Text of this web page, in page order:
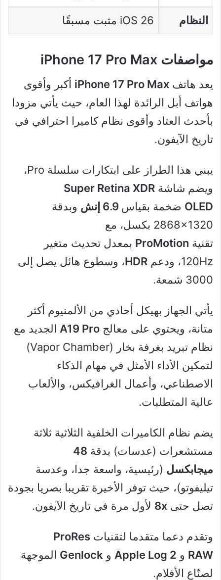
النظام iOS 26 مثبت مسبقًا
مواصفات iPhone 17 Pro Max
يعد هاتف iPhone 17 Pro Max أكبر وأقوى
هواتف أبل الرائدة لهذا العام، حيث يأتي مزودا
بأحدث العتاد وأقوى نظام كاميرا احترافي في
تاريخ الآيفون.
يبني هذا الطراز على ابتكارات سلسلة Pro،
ويضم شاشة Super Retina XDR
OLED ضخمة بقياس 6.9 إنش
وبدقة
‎2868×1320‎ بكسل، مع
تقنية ProMotion بمعدل تحديث متغير
120Hz، ودعم
HDR، وسطوع هائل يصل إلى
3000 شمعة.
يأتي الجهاز بهيكل أحادي من الألمنيوم أكثر
متانة، ويحتوي على معالج A19 Pro الجديد مع
نظام تبريد بغرفة بخار (Vapor Chamber)
لتمكين الأداء الأمثل في مهام الذكاء
الاصطناعي، وأعمال الغرافيكس، والألعاب
عالية المتطلبات.
يضم نظام الكاميرات الخلفية الثلاثية ثلاثة
مستشعرات (عدسات) بدقة 48
ميجابكسل (رئيسية، واسعة جدا، وعدسة
تيليفوتو)، حيث توفر الأخيرة تقريبا بصريا بجودة
تصل حتى 8x لأول مرة في تاريخ الآيفون.
وتقدم دعما متقدما لتقنيات ProRes
RAW و Apple Log 2 و Genlock الموجهة
لصنّاع الأفلام.